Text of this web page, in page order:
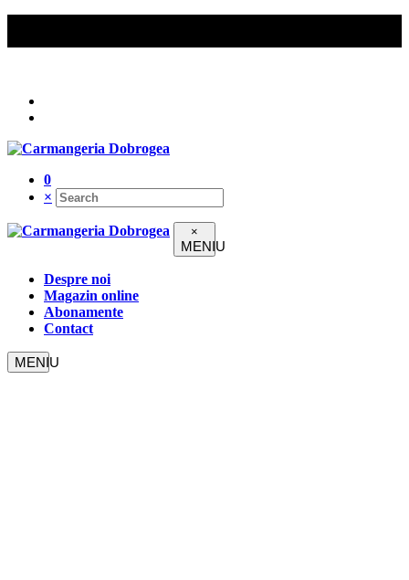
0
×
×
Despre noi
Magazin online
Abonamente
Contact